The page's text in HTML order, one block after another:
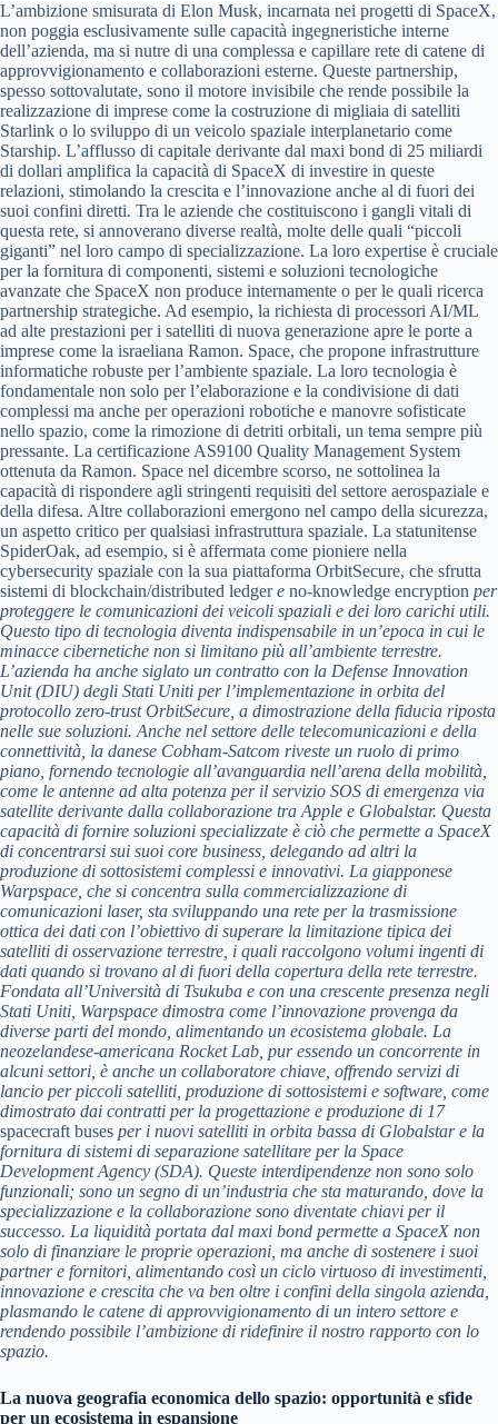
L’ambizione smisurata di Elon Musk, incarnata nei progetti di SpaceX,
non poggia esclusivamente sulle capacità ingegneristiche interne
dell’azienda, ma si nutre di una complessa e capillare rete di catene di
approvvigionamento e collaborazioni esterne. Queste partnership,
spesso sottovalutate, sono il motore invisibile che rende possibile la
realizzazione di imprese come la costruzione di migliaia di satelliti
Starlink o lo sviluppo di un veicolo spaziale interplanetario come
Starship. L’afflusso di capitale derivante dal maxi bond di 25 miliardi
di dollari amplifica la capacità di SpaceX di investire in queste
relazioni, stimolando la crescita e l’innovazione anche al di fuori dei
suoi confini diretti. Tra le aziende che costituiscono i gangli vitali di
questa rete, si annoverano diverse realtà, molte delle quali “piccoli
giganti” nel loro campo di specializzazione. La loro expertise è cruciale
per la fornitura di componenti, sistemi e soluzioni tecnologiche
avanzate che SpaceX non produce internamente o per le quali ricerca
partnership strategiche. Ad esempio, la richiesta di processori AI/ML
ad alte prestazioni per i satelliti di nuova generazione apre le porte a
imprese come la israeliana Ramon. Space, che propone infrastrutture
informatiche robuste per l’ambiente spaziale. La loro tecnologia è
fondamentale non solo per l’elaborazione e la condivisione di dati
complessi ma anche per operazioni robotiche e manovre sofisticate
nello spazio, come la rimozione di detriti orbitali, un tema sempre più
pressante. La certificazione AS9100 Quality Management System
ottenuta da Ramon. Space nel dicembre scorso, ne sottolinea la
capacità di rispondere agli stringenti requisiti del settore aerospaziale e
della difesa. Altre collaborazioni emergono nel campo della sicurezza,
un aspetto critico per qualsiasi infrastruttura spaziale. La statunitense
SpiderOak, ad esempio, si è affermata come pioniere nella
cybersecurity spaziale con la sua piattaforma OrbitSecure, che sfrutta
sistemi di blockchain/distributed ledgere no-knowledge encryption per
proteggere le comunicazioni dei veicoli spaziali e dei loro carichi utili.
Questo tipo di tecnologia diventa indispensabile in un’epoca in cui le
minacce cibernetiche non si limitano più all’ambiente terrestre.
L’azienda ha anche siglato un contratto con la Defense Innovation
Unit (DIU) degli Stati Uniti per l’implementazione in orbita del
protocollo zero-trust OrbitSecure, a dimostrazione della fiducia riposta
nelle sue soluzioni. Anche nel settore delle telecomunicazioni e della
connettività, la danese Cobham-Satcom riveste un ruolo di primo
piano, fornendo tecnologie all’avanguardia nell’arena della mobilità,
come le antenne ad alta potenza per il servizio SOS di emergenza via
satellite derivante dalla collaborazione tra Apple e Globalstar. Questa
capacità di fornire soluzioni specializzate è ciò che permette a SpaceX
di concentrarsi sui suoi core business, delegando ad altri la
produzione di sottosistemi complessi e innovativi. La giapponese
Warpspace, che si concentra sulla commercializzazione di
comunicazioni laser, sta sviluppando una rete per la trasmissione
ottica dei dati con l’obiettivo di superare la limitazione tipica dei
satelliti di osservazione terrestre, i quali raccolgono volumi ingenti di
dati quando si trovano al di fuori della copertura della rete terrestre.
Fondata all’Università di Tsukuba e con una crescente presenza negli
Stati Uniti, Warpspace dimostra come l’innovazione provenga da
diverse parti del mondo, alimentando un ecosistema globale. La
neozelandese-americana Rocket Lab, pur essendo un concorrente in
alcuni settori, è anche un collaboratore chiave, offrendo servizi di
lancio per piccoli satelliti, produzione di sottosistemi e software, come
dimostrato dai contratti per la progettazione e produzione di 17
spacecraft buses per i nuovi satelliti in orbita bassa di Globalstar e la
fornitura di sistemi di separazione satellitare per la Space
Development Agency (SDA). Queste interdipendenze non sono solo
funzionali; sono un segno di un’industria che sta maturando, dove la
specializzazione e la collaborazione sono diventate chiavi per il
successo. La liquidità portata dal maxi bond permette a SpaceX non
solo di finanziare le proprie operazioni, ma anche di sostenere i suoi
partner e fornitori, alimentando così un ciclo virtuoso di investimenti,
innovazione e crescita che va ben oltre i confini della singola azienda,
plasmando le catene di approvvigionamento di un intero settore e
rendendo possibile l’ambizione di ridefinire il nostro rapporto con lo
spazio.
La nuova geografia economica dello spazio: opportunità e sfide
per un ecosistema in espansione